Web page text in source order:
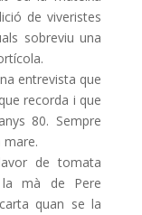
de viveristes
sobreviu una
entrevista que
recorda i que
80. Sempre
mare.
de tomata
la mà de Pere
quan se la